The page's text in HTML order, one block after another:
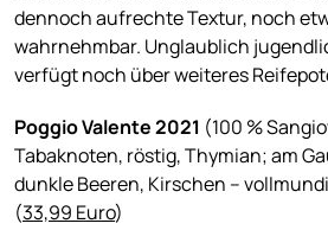
dennoch aufrechte Textur, noch
wahrnehmbar. Unglaublich
verfügt noch über weiteres
Poggio Valente 2021 (100 %
Tabaknoten, röstig, Thymian; am
dunkle Beeren, Kirschen –
(33,99 Euro)